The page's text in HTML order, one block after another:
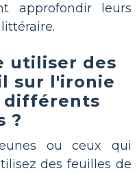
approfondir leurs
utiliser des
sur l'ironie
différents
?
ou ceux qui
des feuilles de